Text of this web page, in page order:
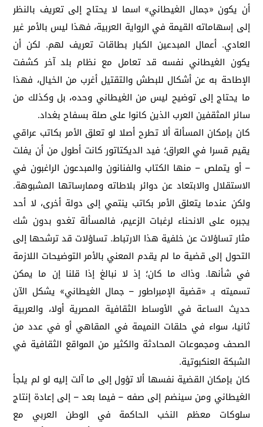
أن يكون «جمال الغيطاني» اسما لا يحتاج إلى تعريف بالنظر
إلى إسهاماته القيمة في الرواية العربية، فهذا ليس بالأمر غير
العادي. أعمال المبدعين الكبار بطاقات تعريف لهم. لكن أن
يكون الغيطاني نفسه قد تعامل مع نظام بلد آخر كشفت
الإطاحة به عن أشكال للبطش والتقتيل أغرب من الخيال، فهذا
ما يحتاج إلى توضيح ليس من الغيطاني وحده، بل وكذلك من
سائر المثقفين العرب الذين كانوا على صلة بسفاح بغداد.
كان بإمكان المسألة ألا تطرح أصلا لو تعلق الأمر بكاتب عراقي
يقيم قسرا في العراق؛ فيد الديكتاتور كانت أطول من أن يفلت
– أو يتملص – منها الكتاب والفنانون والمبدعون الراغبون في
الاستقلال والابتعاد عن دوائر بلاطاته وممارساتها المشبوهة.
ولكن عندما يتعلق الأمر بكاتب ينتمي إلى دولة أخرى، لا أحد
يجبره على الانحناء لرغبات الزعيم، فالمسألة تغدو بدون شك
مثار تساؤلات عن خلفية هذا الارتباط. تساؤلات قد ترشحها إلى
التحول إلى قضية ما لم يقدم المعني بالأمر التوضيحات اللازمة
في شأنها. وذاك ما كان؛ إذ لا نبالغ إذا قلنا إن ما يمكن
تسميته بـ «قضية الإمبراطور – جمال الغيطاني» يشكل الآن
حديث الساعة في الأوساط الثقافية المصرية أولا، والعربية
ثانيا، سواء في حلقات النميمة في المقاهي أو في عدد من
الصحف ومجموعات المحادثة والكثير من المواقع الثقافية في
الشبكة العنكبوتية.
كان بإمكان القضية نفسها ألا تؤول إلى ما آلت إليه لو لم يلجأ
الغيطاني ومن سينضم إلى صفه – فيما بعد – إلى إعادة إنتاج
سلوكات معظم النخب الحاكمة في الوطن العربي مع